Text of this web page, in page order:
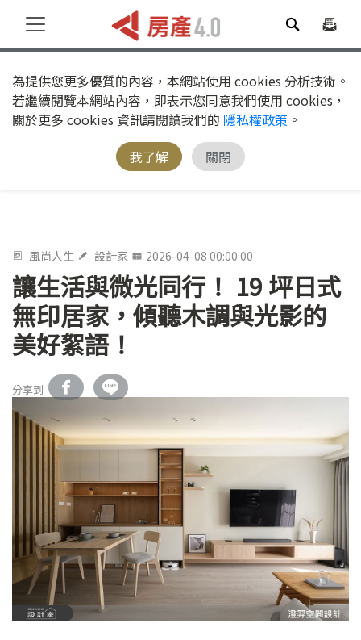
為提供您更多優質的內容，本網站使用 cookies 分析技術。
若繼續閱覽本網站內容，即表示您同意我們使用 cookies，
關於更多 cookies 資訊請閱讀我們的 隱私權政策 。
我了解
關閉
風尚人生 設計家 2026-04-08 00:00:00
讓生活與微光同行！ 19 坪日式
無印居家，傾聽木調與光影的
美好絮語！
分享到